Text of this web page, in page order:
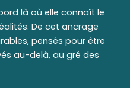
là où elle connaît le
De cet ancrage
pensés pour être
au-delà, au gré des